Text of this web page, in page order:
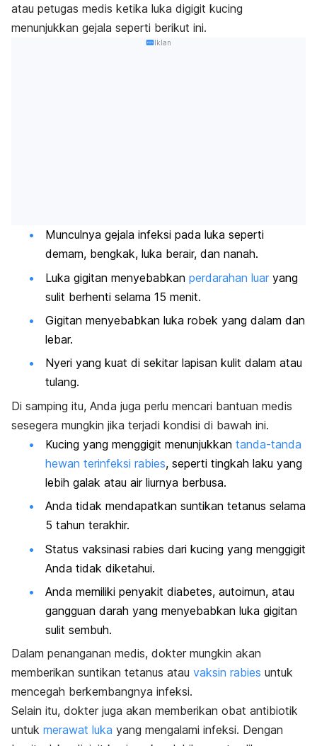
atau petugas medis ketika luka digigit kucing
menunjukkan gejala seperti berikut ini.
Iklan
Munculnya gejala infeksi pada luka seperti
demam, bengkak, luka berair, dan nanah.
Luka gigitan menyebabkan perdarahan luar yang
sulit berhenti selama 15 menit.
Gigitan menyebabkan luka robek yang dalam dan
lebar.
Nyeri yang kuat di sekitar lapisan kulit dalam atau
tulang.
Di samping itu, Anda juga perlu mencari bantuan medis
sesegera mungkin jika terjadi kondisi di bawah ini.
Kucing yang menggigit menunjukkan tanda-tanda
hewan terinfeksi rabies, seperti tingkah laku yang
lebih galak atau air liurnya berbusa.
Anda tidak mendapatkan suntikan tetanus selama
5 tahun terakhir.
Status vaksinasi rabies dari kucing yang menggigit
Anda tidak diketahui.
Anda memiliki penyakit diabetes, autoimun, atau
gangguan darah yang menyebabkan luka gigitan
sulit sembuh.
Dalam penanganan medis, dokter mungkin akan
memberikan suntikan tetanus atau vaksin rabies untuk
mencegah berkembangnya infeksi.
Selain itu, dokter juga akan memberikan obat antibiotik
untuk merawat luka yang mengalami infeksi. Dengan